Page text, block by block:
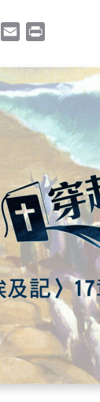
WeChat
Email